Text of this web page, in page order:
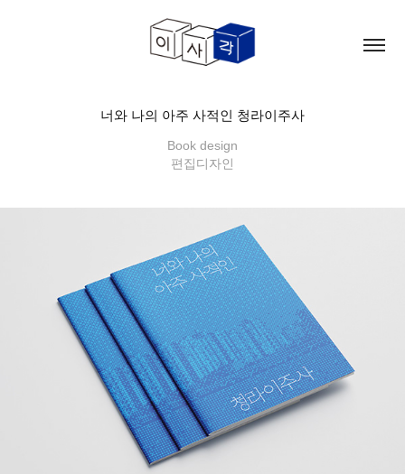
너와 나의 아주 사적인 청라이주사
Book design
편집디자인